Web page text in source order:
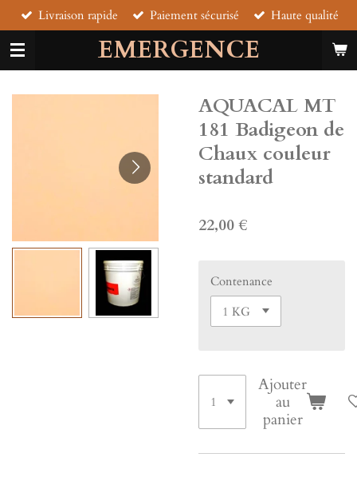
Passer
au
contenu
principal
EMERGENCE
Livraison rapide Paiement sécurisé Haute qualité
AQUACAL MT
181 Badigeon de
Chaux couleur
standard
22,00 €
Contenance
Ajouter
au
panier